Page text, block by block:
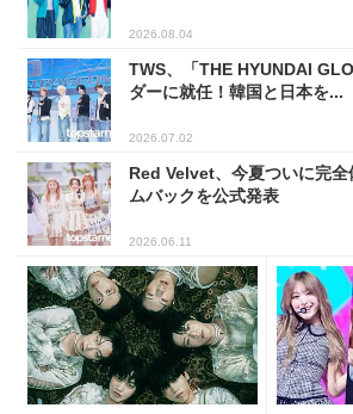
2026.08.04
TWS、「THE HYUNDAI
ダーに就任！韓国と日本を...
2026.07.02
Red Velvet、今夏ついに完全
ムバックを公式発表
2026.06.11